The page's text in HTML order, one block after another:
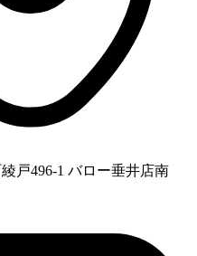
戸496-1 バロー垂井店南